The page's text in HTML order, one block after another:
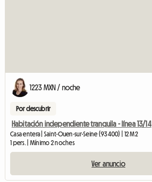
1223 MXN / noche
Por descubrir
Habitación independiente tranquila - línea 13/14
Casa entera | Saint-Ouen-sur-Seine (93400) | 12 M2
1 pers. | Mínimo 2 noches
Ver anuncio